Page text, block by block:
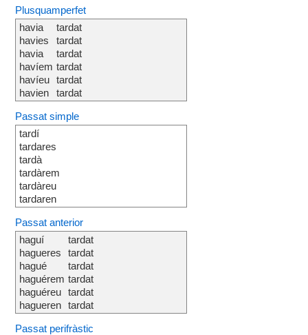
Plusquamperfet
havia
havies
havia
havíem
havíeu
havien
tardat
tardat
tardat
tardat
tardat
tardat
Passat simple
tardí
tardares
tardà
tardàrem
tardàreu
tardaren
Passat anterior
haguí
hagueres
hagué
haguérem
haguéreu
hagueren
tardat
tardat
tardat
tardat
tardat
tardat
Passat perifràstic